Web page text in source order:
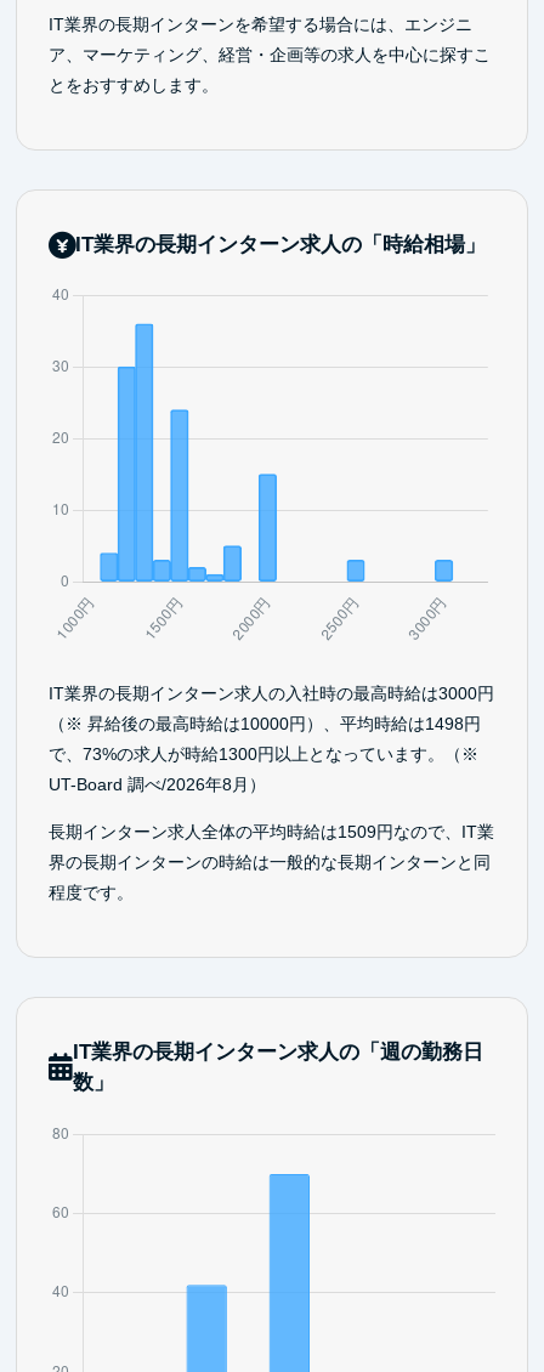
IT業界の長期インターンを希望する場合には、エンジニ
ア、マーケティング、経営・企画等の求人を中心に探すこ
とをおすすめします。
IT業界の長期インターン求人の「時給相場」
IT業界の長期インターン求人の入社時の最高時給は3000円
（※ 昇給後の最高時給は10000円）、平均時給は1498円
で、73%の求人が時給1300円以上となっています。（※
UT-Board 調べ/2026年8月）
長期インターン求人全体の平均時給は1509円なので、IT業
界の長期インターンの時給は一般的な長期インターンと同
程度です。
IT業界の長期インターン求人の「週の勤務日
数」